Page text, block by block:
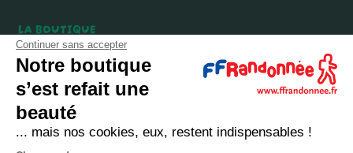
LA BOUTIQUE
Qui sommes-nous ?
Comment devenir adhérent ?
Mentions légales
CGV et politique de confidentialité
Continuer sans accepter
Notre boutique
s’est refait une
beauté
... mais nos cookies, eux, restent indispensables !